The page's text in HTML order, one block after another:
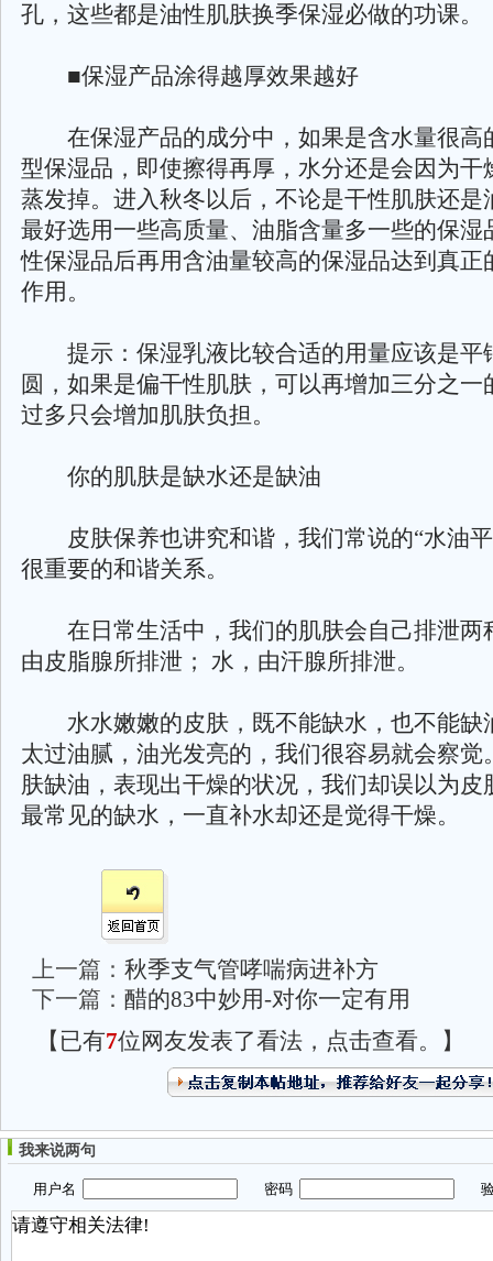
孔，这些都是油性肌肤换季保湿必做的功课。
■保湿产品涂得越厚效果越好
在保湿产品的成分中，如果是含水量很高
型保湿品，即使擦得再厚，水分还是会因为干
蒸发掉。进入秋冬以后，不论是干性肌肤还是
最好选用一些高质量、油脂含量多一些的保湿
性保湿品后再用含油量较高的保湿品达到真正
作用。
提示：保湿乳液比较合适的用量应该是平
圆，如果是偏干性肌肤，可以再增加三分之一
过多只会增加肌肤负担。
你的肌肤是缺水还是缺油
皮肤保养也讲究和谐，我们常说的“水油平
很重要的和谐关系。
在日常生活中，我们的肌肤会自己排泄两
由皮脂腺所排泄； 水，由汗腺所排泄。
水水嫩嫩的皮肤，既不能缺水，也不能缺
太过油腻，油光发亮的，我们很容易就会察觉
肤缺油，表现出干燥的状况，我们却误以为皮
最常见的缺水，一直补水却还是觉得干燥。
上一篇： 秋季支气管哮喘病进补方
下一篇： 醋的83中妙用-对你一定有用
【已有7位网友发表了看法，点击查看。】
我来说两句
用户名 密码 验